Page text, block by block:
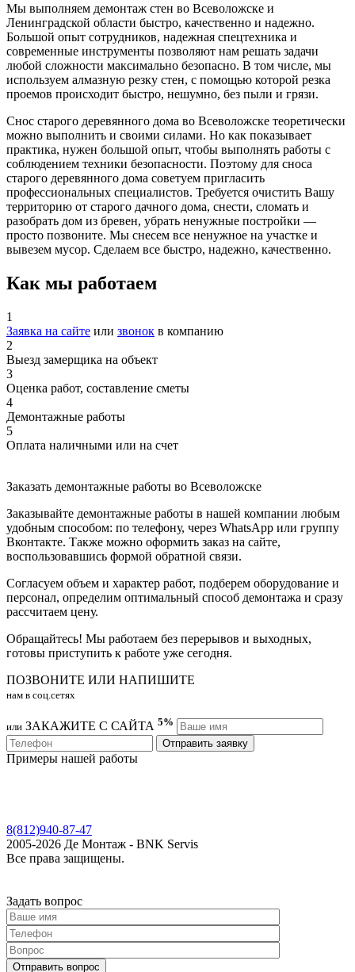
Мы выполняем демонтаж стен во Всеволожске и
Ленинградской области быстро, качественно и надежно.
Большой опыт сотрудников, надежная спецтехника и
современные инструменты позволяют нам решать задачи
любой сложности максимально безопасно. В том числе, мы
используем алмазную резку стен, с помощью которой резка
проемов происходит быстро, нешумно, без пыли и грязи.
Снос старого деревянного дома во Всеволожске теоретически
можно выполнить и своими силами. Но как показывает
практика, нужен большой опыт, чтобы выполнять работы с
соблюдением техники безопасности. Поэтому для сноса
старого деревянного дома советуем пригласить
профессиональных специалистов. Требуется очистить Вашу
территорию от старого дачного дома, снести, сломать и
разобрать дом из бревен, убрать ненужные постройки —
просто позвоните. Мы снесем все ненужное на участке и
вывезем мусор. Сделаем все быстро, надежно, качественно.
Как мы работаем
1
Заявка на сайте или звонок в компанию
2
Выезд замерщика на объект
3
Оценка работ, составление сметы
4
Демонтажные работы
5
Оплата наличными или на счет
Заказать демонтажные работы во Всеволожске
Заказывайте демонтажные работы в нашей компании любым
удобным способом: по телефону, через WhatsApp или группу
Вконтакте. Также можно оформить заказ на сайте,
воспользовавшись формой обратной связи.
Согласуем объем и характер работ, подберем оборудование и
персонал, определим оптимальный способ демонтажа и сразу
рассчитаем цену.
Обращайтесь! Мы работаем без перерывов и выходных,
готовы приступить к работе уже сегодня.
ПОЗВОНИТЕ ИЛИ НАПИШИТЕ
нам в соц.сетях
или ЗАКАЖИТЕ С САЙТА 5%
Примеры нашей работы
8(812)940-87-47
2005-2026 Де Монтаж - BNK Servis
Все права защищены.
Задать вопрос